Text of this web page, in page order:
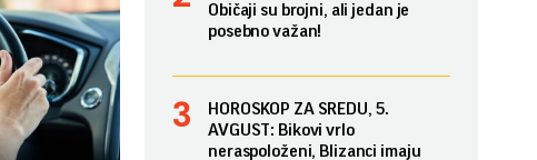
Običaji su brojni, ali jedan je
posebno važan!
HOROSKOP ZA SREDU, 5.
AVGUST: Bikovi vrlo
neraspoloženi, Blizanci imaju